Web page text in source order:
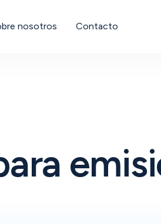
nosotros Contacto